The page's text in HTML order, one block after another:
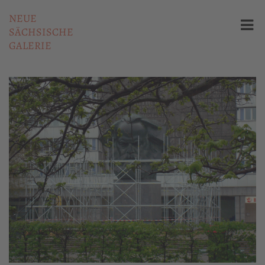
NEUE
SÄCHSISCHE
GALERIE